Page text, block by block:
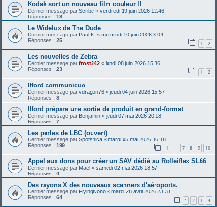
Kodak sort un nouveau film couleur !!
Dernier message par Scribe « vendredi 19 juin 2026 12:46
Réponses : 18
Le Widelux de The Dude
Dernier message par Paul K. « mercredi 10 juin 2026 8:04
Réponses : 25 1 2
Les nouvelles de Zebra
Dernier message par frost242 « lundi 08 juin 2026 15:36
Réponses : 23 1 2
Ilford communique
Dernier message par vdragon76 « jeudi 04 juin 2026 15:57
Réponses : 8
Ilford prépare une sortie de produit en grand-format
Dernier message par Benjamin « jeudi 07 mai 2026 20:18
Réponses : 7
Les perles de LBC (ouvert)
Dernier message par Spotshica « mardi 05 mai 2026 16:18
Réponses : 199 1 7 8 9 10
Appel aux dons pour créer un SAV dédié au Rolleiflex SL66
Dernier message par Mael « samedi 02 mai 2026 18:57
Réponses : 4
Des rayons X des nouveaux scanners d'aéroports.
Dernier message par FlyingNono « mardi 28 avril 2026 23:31
Réponses : 64 1 2 3 4